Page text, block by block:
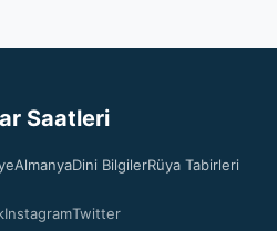
Saatleri
AlmanyaDini BilgilerRüya Tabirleri
InstagramTwitter